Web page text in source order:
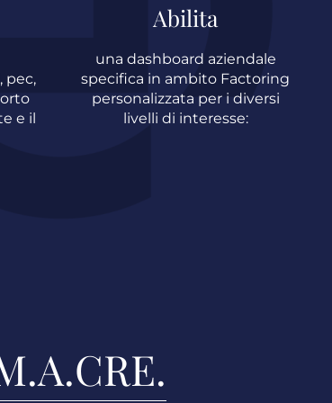
pec,
e il
Abilita
una dashboard aziendale
specifica in ambito Factoring
personalizzata per i diversi
livelli di interesse: